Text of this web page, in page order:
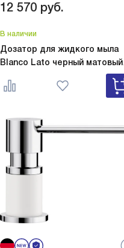
12 570 руб.
В наличии
Дозатор для жидкого мыла
Blanco Lato черный матовый
Lato черный матовый 525789